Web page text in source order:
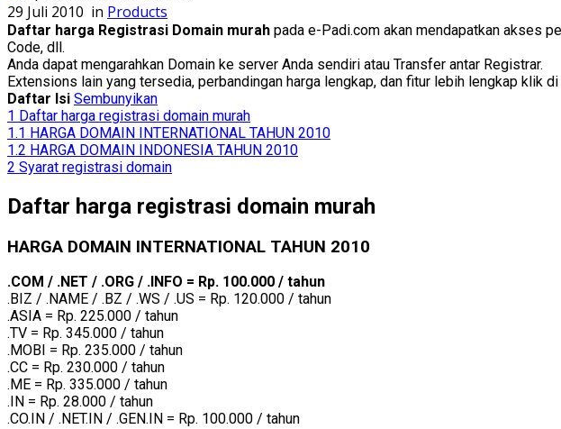
29 Juli 2010 in Products
Daftar harga Registrasi Domain murah pada e-Padi.com akan mendapatkan akses
Code, dll.
Anda dapat mengarahkan Domain ke server Anda sendiri atau Transfer antar Registrar.
Extensions lain yang tersedia, perbandingan harga lengkap, dan fitur lebih lengkap klik di
Daftar Isi Sembunyikan
1 Daftar harga registrasi domain murah
1.1 HARGA DOMAIN INTERNATIONAL TAHUN 2010
1.2 HARGA DOMAIN INDONESIA TAHUN 2010
2 Syarat registrasi domain
Daftar harga registrasi domain murah
HARGA DOMAIN INTERNATIONAL TAHUN 2010
.COM / .NET / .ORG / .INFO = Rp. 100.000 / tahun
.BIZ / .NAME / .BZ / .WS / .US = Rp. 120.000 / tahun
.ASIA = Rp. 225.000 / tahun
.TV = Rp. 345.000 / tahun
.MOBI = Rp. 235.000 / tahun
.CC = Rp. 230.000 / tahun
.ME = Rp. 335.000 / tahun
.IN = Rp. 28.000 / tahun
.CO.IN / .NET.IN / .GEN.IN = Rp. 100.000 / tahun